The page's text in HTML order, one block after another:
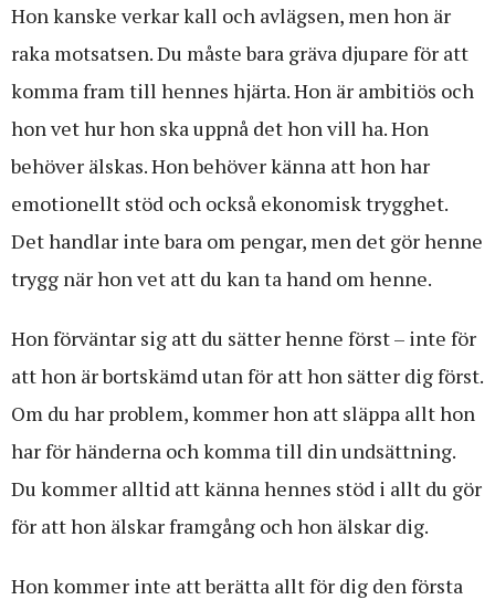
Hon kanske verkar kall och avlägsen, men hon är
raka motsatsen. Du måste bara gräva djupare för att
komma fram till hennes hjärta. Hon är ambitiös och
hon vet hur hon ska uppnå det hon vill ha. Hon
behöver älskas. Hon behöver känna att hon har
emotionellt stöd och också ekonomisk trygghet.
Det handlar inte bara om pengar, men det gör henne
trygg när hon vet att du kan ta hand om henne.
Hon förväntar sig att du sätter henne först – inte för
att hon är bortskämd utan för att hon sätter dig först.
Om du har problem, kommer hon att släppa allt hon
har för händerna och komma till din undsättning.
Du kommer alltid att känna hennes stöd i allt du gör
för att hon älskar framgång och hon älskar dig.
Hon kommer inte att berätta allt för dig den första